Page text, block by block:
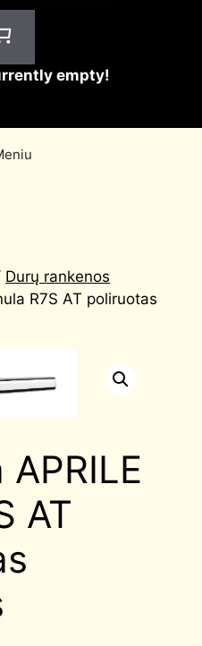
empty!
Durų rankenos
R7S AT poliruotas
AT